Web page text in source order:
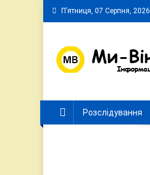
Skip
to
П’ятниця, 07 Серпня, 2026
Розслідування